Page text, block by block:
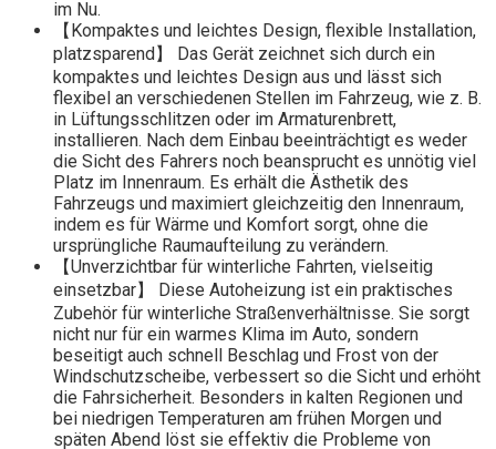
im Nu.
【Kompaktes und leichtes Design, flexible Installation,
platzsparend】 Das Gerät zeichnet sich durch ein
kompaktes und leichtes Design aus und lässt sich
flexibel an verschiedenen Stellen im Fahrzeug, wie z. B.
in Lüftungsschlitzen oder im Armaturenbrett,
installieren. Nach dem Einbau beeinträchtigt es weder
die Sicht des Fahrers noch beansprucht es unnötig viel
Platz im Innenraum. Es erhält die Ästhetik des
Fahrzeugs und maximiert gleichzeitig den Innenraum,
indem es für Wärme und Komfort sorgt, ohne die
ursprüngliche Raumaufteilung zu verändern.
【Unverzichtbar für winterliche Fahrten, vielseitig
einsetzbar】 Diese Autoheizung ist ein praktisches
Zubehör für winterliche Straßenverhältnisse. Sie sorgt
nicht nur für ein warmes Klima im Auto, sondern
beseitigt auch schnell Beschlag und Frost von der
Windschutzscheibe, verbessert so die Sicht und erhöht
die Fahrsicherheit. Besonders in kalten Regionen und
bei niedrigen Temperaturen am frühen Morgen und
späten Abend löst sie effektiv die Probleme von